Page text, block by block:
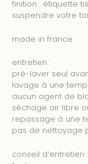
finition : étiquette
suspendre votre
made in france
entretien :
pré-laver seul
lavage à une
aucun agent de
séchage air libre
repassage à une
pas de nettoyage
conseil d’entretien :